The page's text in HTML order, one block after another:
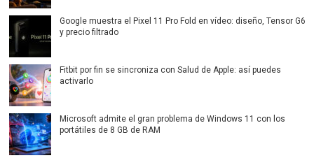
Google muestra el Pixel 11 Pro Fold en vídeo: diseño, Tensor G6
y precio filtrado
Fitbit por fin se sincroniza con Salud de Apple: así puedes
activarlo
Microsoft admite el gran problema de Windows 11 con los
portátiles de 8 GB de RAM